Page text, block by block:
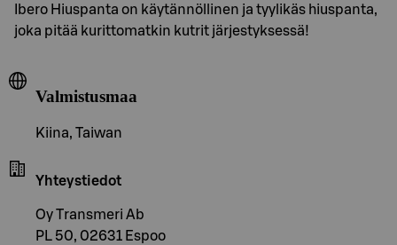
Ibero Hiuspanta on käytännöllinen ja tyylikäs hiuspanta,
joka pitää kurittomatkin kutrit järjestyksessä!
Valmistusmaa
Kiina, Taiwan
Yhteystiedot
Oy Transmeri Ab
PL 50, 02631 Espoo